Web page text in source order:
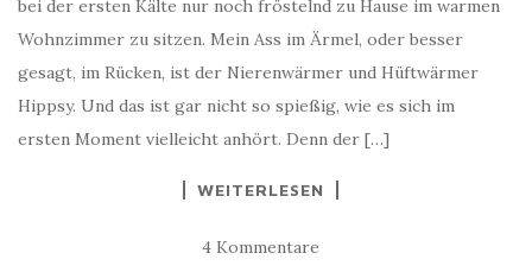
bei der ersten Kälte nur noch fröstelnd zu Hause im warmen
Wohnzimmer zu sitzen. Mein Ass im Ärmel, oder besser
gesagt, im Rücken, ist der Nierenwärmer und Hüftwärmer
Hippsy. Und das ist gar nicht so spießig, wie es sich im
ersten Moment vielleicht anhört. Denn der […]
WEITERLESEN
4 Kommentare